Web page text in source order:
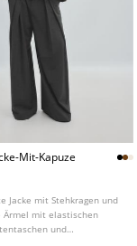
Mit-Kapuze
Jacke mit Stehkragen und
Ärmel mit elastischen
und